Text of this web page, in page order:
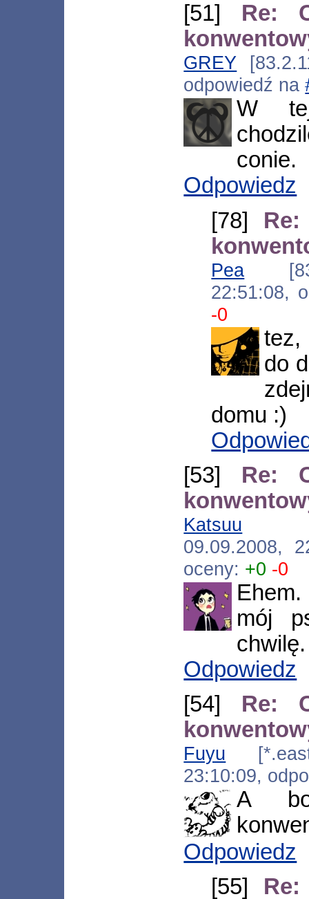
[51] Re:
GREY
odpowiedź na
W
conie.
Odpowiedz
[78]
Pea
22:51:08,
-0
do
domu :)
[53] Re:
Katsuu
09.09.2008,
oceny: +0 -0
mój
Odpowiedz
[54] Re:
Fuyu
23:10:09,
A
Odpowiedz
[55]